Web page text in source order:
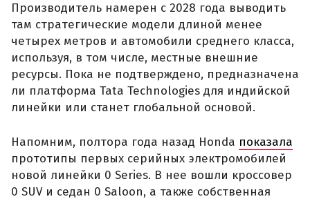
Производитель намерен с 2028 года выводить
там стратегические модели длиной менее
четырех метров и автомобили среднего класса,
используя, в том числе, местные внешние
ресурсы. Пока не подтверждено, предназначена
ли платформа Tata Technologies для индийской
линейки или станет глобальной основой.
Напомним, полтора года назад Honda показала
прототипы первых серийных электромобилей
новой линейки 0 Series. В нее вошли кроссовер
0 SUV и седан 0 Saloon, а также собственная